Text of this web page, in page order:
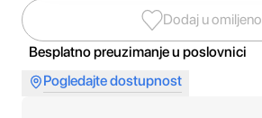
Dodaj u omiljeno
Besplatno preuzimanje u poslovnici
Pogledajte dostupnost